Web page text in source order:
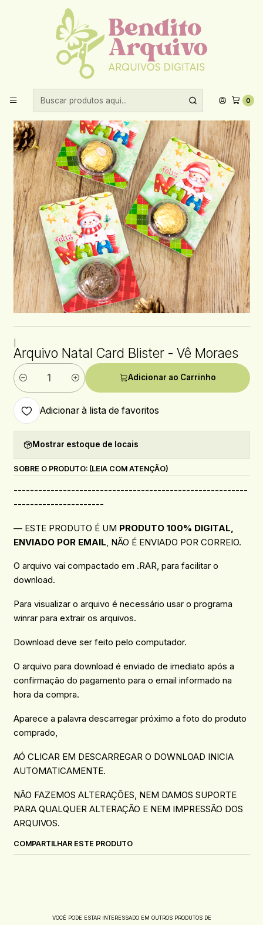
0
Aproveite 10% de desconto ao comprar acima de R$30,00!
Início Datas comemorativas
Natal
Arquivo Natal Card Blister - Vê Moraes
Arquivo Natal Card Blister - Vê Moraes
Quantidade
Adicionar ao Carrinho
Adicionar à lista de favoritos
Mostrar estoque de locais
SOBRE O PRODUTO: (LEIA COM ATENÇÃO)
---------------------------------------------------------
----------------------
— ESTE PRODUTO É UM PRODUTO 100% DIGITAL,
ENVIADO POR EMAIL , NÃO É ENVIADO POR CORREIO.
O arquivo vai compactado em .RAR, para facilitar o
download.
Para visualizar o arquivo é necessário usar o programa
winrar para extrair os arquivos.
Download deve ser feito pelo computador.
O arquivo para download é enviado de imediato após a
confirmação do pagamento para o email informado na
hora da compra.
Aparece a palavra descarregar próximo a foto do produto
comprado,
AÓ CLICAR EM DESCARREGAR O DOWNLOAD INICIA
AUTOMATICAMENTE.
NÃO FAZEMOS ALTERAÇÕES, NEM DAMOS SUPORTE
PARA QUALQUER ALTERAÇÃO E NEM IMPRESSÃO DOS
ARQUIVOS.
COMPARTILHAR ESTE PRODUTO
VOCÊ PODE ESTAR INTERESSADO EM OUTROS PRODUTOS DE